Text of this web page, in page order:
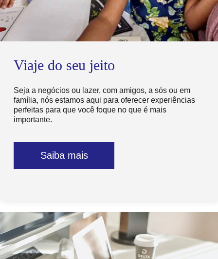
Viaje do seu jeito
Seja a negócios ou lazer, com amigos, a sós ou em
família, nós estamos aqui para oferecer experiências
perfeitas para que você foque no que é mais
importante.
Saiba mais